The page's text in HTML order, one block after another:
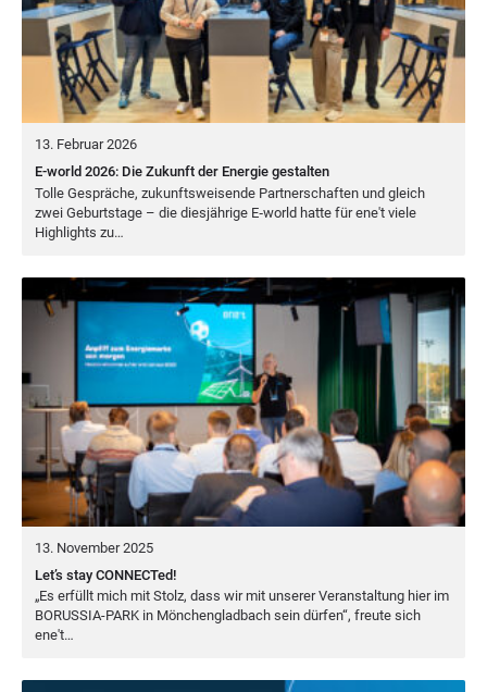
13. Februar 2026
E-world 2026: Die Zukunft der Energie gestalten
Tol­le Gesprä­che, zukunfts­wei­sen­de Part­ner­schaf­ten und gleich
zwei Geburts­ta­ge – die dies­jäh­ri­ge E‑world hat­te für ene't vie­le
High­lights zu…
13. November 2025
Let’s stay CONNECTed!
„Es erfüllt mich mit Stolz, dass wir mit unse­rer Ver­an­stal­tung hier im
BORUS­SIA-PARK in Mön­chen­glad­bach sein dür­fen“, freu­te sich
ene't…